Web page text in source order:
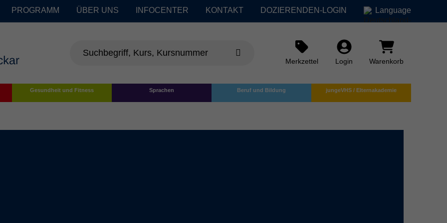
PROGRAMM ÜBER UNS INFOCENTER KONTAKT DOZIERENDEN-LOGIN Language
Merkzettel Login Warenkorb
Gesundheit und Fitness Sprachen Beruf und Bildung jungeVHS / Elternakademie